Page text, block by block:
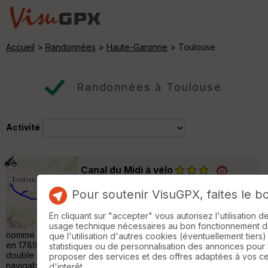
Accueil > Randonnées > Haute-Garonne > Toulouse
Randonnées à Toulouse
Activité
Canal du Midi à vélo
Voyage à vélo 350 km 550 m
Le canal du Midi relie Toulouse à la mer
Méditerranée depuis le 17e siècle. D'abord
nommé Canal Royal de Languedoc, il est baptisé Canal du Midi
en 1789. A partir du 19e siècle, le Canal latéral à la Garonne, qui
double la Garonne de Bordeaux à Toulouse, offre une voie
navigable de l'océan Atlantique à la mer Méditerranée,
Pour soutenir VisuGPX, faites le
En cliquant sur "accepter" vous autorisez l'utilisation
usage technique nécessaires au bon fonctionnement
que l'utilisation d'autres cookies (éventuellement
statistiques ou de personnalisation des annonces pour
proposer des services et des offres adaptées à vos